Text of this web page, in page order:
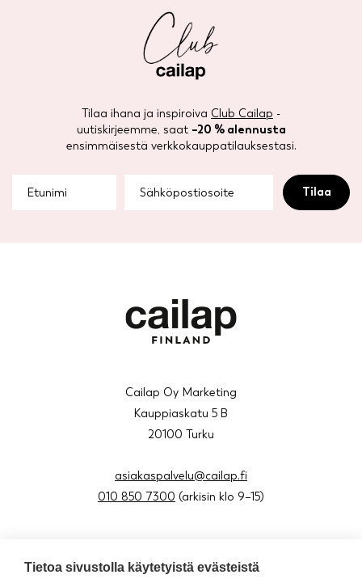
Tilaa ihana ja inspiroiva Club Cailap -
uutiskirjeemme, saat –20 % alennusta
ensimmäisestä verkkokauppatilauksestasi.
Cailap Oy Marketing
Kauppiaskatu 5 B
20100 Turku
asiakaspalvelu@cailap.fi
010 850 7300 (arkisin klo 9–15)
About us
Tietoa sivustolla käytetyistä evästeistä